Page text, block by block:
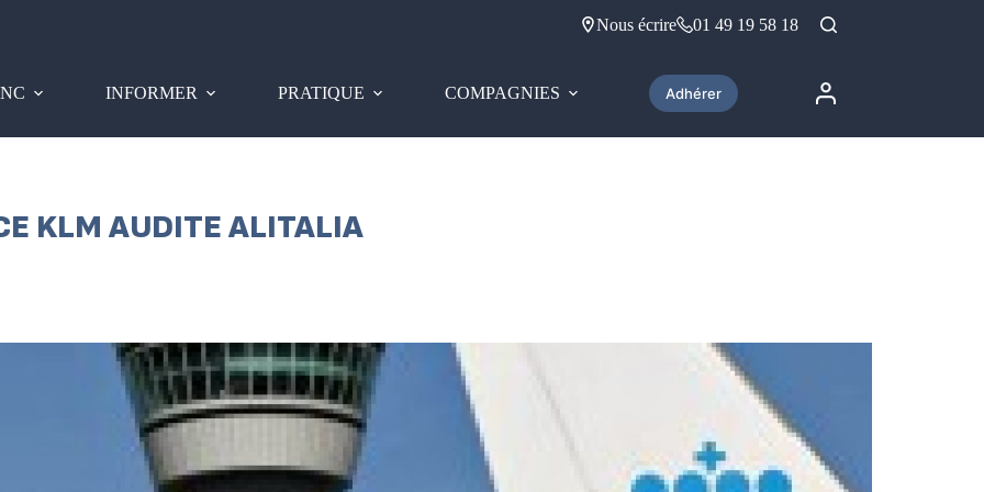
Nous écrire 01 49 19 58 18
INFORMER PRATIQUE COMPAGNIES Adhérer
KLM AUDITE ALITALIA